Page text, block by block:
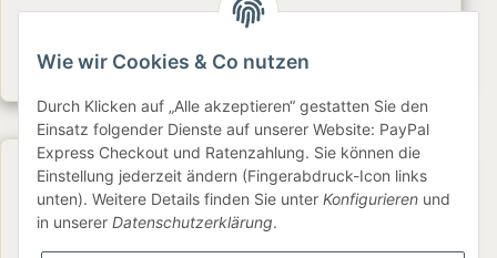
Newsletter Abonnieren
Gesetzliche Informationen
Informationen
Wie wir Cookies & Co nutzen
Durch Klicken auf „Alle akzeptieren“ gestatten Sie den
Einsatz folgender Dienste auf unserer Website: PayPal
Express Checkout und Ratenzahlung. Sie können die
Einstellung jederzeit ändern (Fingerabdruck-Icon links
unten). Weitere Details finden Sie unter Konfigurieren und
in unserer Datenschutzerklärung.